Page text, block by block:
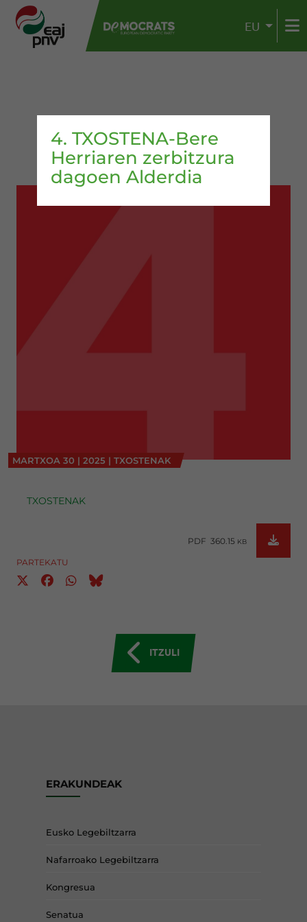
EU
4. TXOSTENA-Bere
Herriaren zerbitzura
dagoen Alderdia
MARTXOA 30 | 2025 | TXOSTENAK
TXOSTENAK
PDF 360.15 KB
PARTEKATU
ITZULI
ERAKUNDEAK
Eusko Legebiltzarra
Nafarroako Legebiltzarra
Kongresua
Senatua